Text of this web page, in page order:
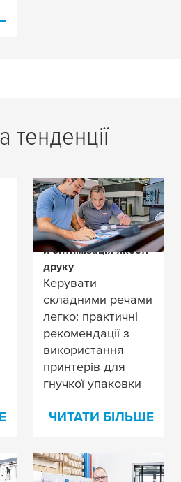
тенденції
Прискорення
налаштування
друкарської машини
й оптимізація якості
друку
Керувати
складними речами
легко: практичні
рекомендації з
використання
принтерів для
гнучкої упаковки
ЧИТАТИ БІЛЬШЕ
Пошкодження